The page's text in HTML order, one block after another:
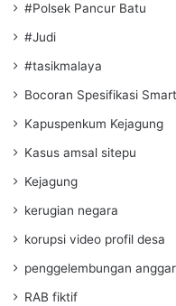
#Polsek Pancur Batu
#Judi
#tasikmalaya
Bocoran Spesifikasi
Kapuspenkum Kejagung
Kasus amsal sitepu
Kejagung
kerugian negara
korupsi video profil desa
penggelembungan
RAB fiktif